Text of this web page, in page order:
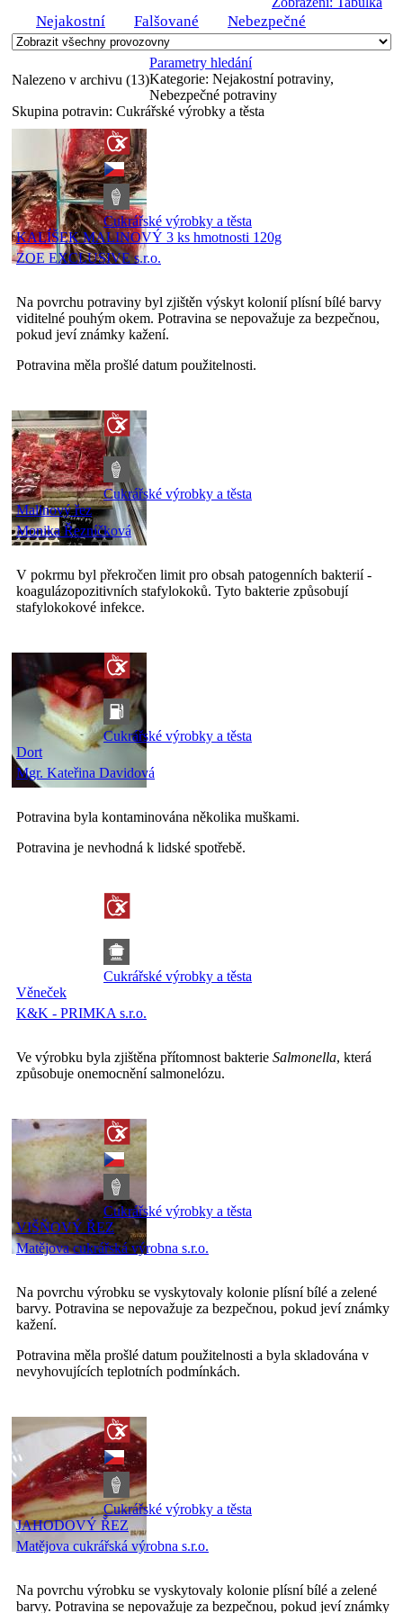
Nejakostní Falšované Nebezpečné
Nalezeno v archivu (13)
Parametry hledání
Kategorie: Nejakostní potraviny,
Nebezpečné potraviny
Skupina potravin: Cukrářské výrobky a těsta
Cukrářské výrobky a těsta
KALÍŠEK MALINOVÝ 3 ks hmotnosti 120g
ZOE EXCLUSIVE s.r.o.
Na povrchu potraviny byl zjištěn výskyt kolonií plísní bílé barvy
viditelné pouhým okem. Potravina se nepovažuje za bezpečnou,
pokud jeví známky kažení.
Potravina měla prošlé datum použitelnosti.
Cukrářské výrobky a těsta
Malinový řez
Monika Řezníčková
V pokrmu byl překročen limit pro obsah patogenních bakterií -
koagulázopozitivních stafylokoků. Tyto bakterie způsobují
stafylokokové infekce.
Cukrářské výrobky a těsta
Dort
Mgr. Kateřina Davidová
Potravina byla kontaminována několika muškami.
Potravina je nevhodná k lidské spotřebě.
Cukrářské výrobky a těsta
Věneček
K&K - PRIMKA s.r.o.
Ve výrobku byla zjištěna přítomnost bakterie Salmonella, která
způsobuje onemocnění salmonelózu.
Cukrářské výrobky a těsta
VIŠŇOVÝ ŘEZ
Matějova cukrářská výrobna s.r.o.
Na povrchu výrobku se vyskytovaly kolonie plísní bílé a zelené
barvy. Potravina se nepovažuje za bezpečnou, pokud jeví známky
kažení.
Potravina měla prošlé datum použitelnosti a byla skladována v
nevyhovujících teplotních podmínkách.
Cukrářské výrobky a těsta
JAHODOVÝ ŘEZ
Matějova cukrářská výrobna s.r.o.
Na povrchu výrobku se vyskytovaly kolonie plísní bílé a zelené
barvy. Potravina se nepovažuje za bezpečnou, pokud jeví známky